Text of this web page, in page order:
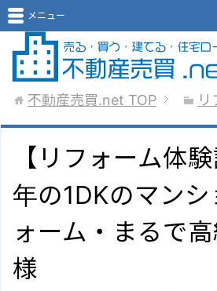
メニュー
不動産売買.net TOP リ
【リフォーム体
年の1DKのマンシ
ォーム・まるで
様